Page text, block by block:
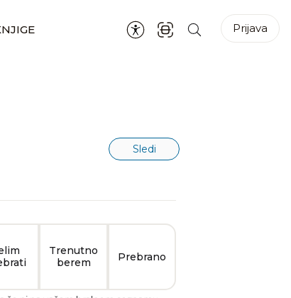
Prijava
Sledi
Trenutno
berem
Prebrano